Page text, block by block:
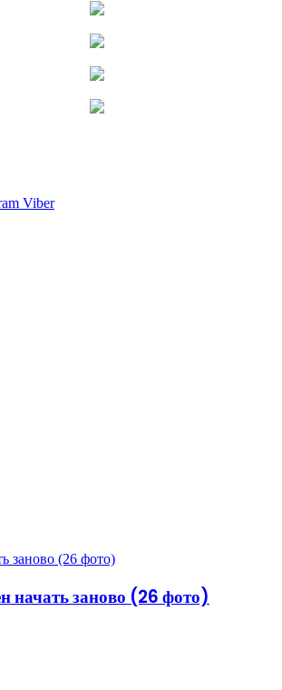
Viber
начать заново (26 фото)